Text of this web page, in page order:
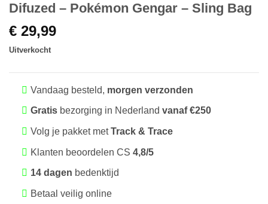
Difuzed – Pokémon Gengar – Sling Bag
€ 29,99
Uitverkocht
Vandaag besteld, morgen verzonden
Gratisbezorging in Nederland vanaf €250
Volg je pakket metTrack & Trace
Klanten beoordelen CS 4,8/5
14 dagen bedenktijd
Betaal veilig online